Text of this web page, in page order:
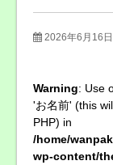
2026年6月16日
Warning: Use
'お名前' (this
PHP) in
/home/
wp-content/